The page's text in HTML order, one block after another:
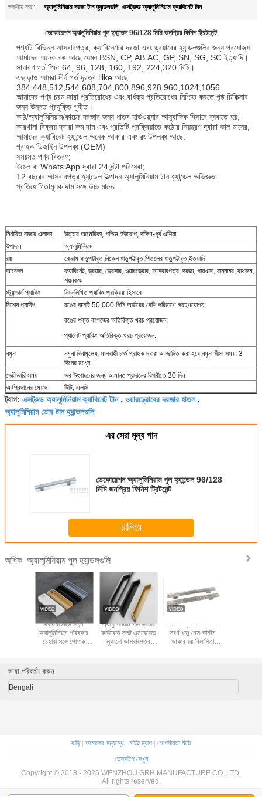
লক্ষণীয় করা: অ্যালুমিনিয়াম দরজা টান হ্যান্ডলগুলি, এক্সট্রুড অ্যালুমিনিয়াম ক্যাবিনেট টান
ডেকোরেশন অ্যালুমিনিয়াম পুল হ্যান্ডেল 96/128 মিমি জনপ্রিয় ফিনিশ ট্রিটমেন্ট
পণ্যটি বিভিন্ন আসবাবপত্র, ক্যাবিনেটের দরজা এবং ড্রয়ারের হ্যান্ডলগুলির জন্য প্রযোজ্য
আমাদের অনেক রঙ আছে যেমন BSN, CP, AB.AC, GP, SN, SG, SC ইত্যাদি।
সাধারণ গর্ত পিচ: 64, 96, 128, 160, 192, 224,320 মিমি।
এছাড়াও আমরা দীর্ঘ গর্ত দূরত্ব lilke আছে
384,448,512,544,608,704,800,896,928,960,1024,1056
আমাদের পণ্য চরম জারা প্রতিরোধের এবং বার্ধক্য প্রতিরোধের নিশ্চিত করতে পৃষ্ঠ চিকিত্সার
জন্য উন্নত প্রযুক্তি গৃহীত।
কাঠ/অ্যালুমিনিয়াম/কাচের দরজার জন্য ধাতব হার্ডওয়্যার আনুষাঙ্গিক হিসাবে ব্যবহৃত হয়;
কারখানা বিক্রয় দ্বারা কম দাম এবং প্রতিটি প্রক্রিয়াতে কঠোর নিয়ন্ত্রণ দ্বারা ভাল মানের;
আমাদের ক্যাবিনেট হ্যান্ডেল অনেক আকার এবং রং উপলব্ধ আছে.
গ্রাহক ডিজাইন উপলব্ধ (OEM)
সময়মত পণ্য বিতরণ;
ইমেল বা Whats App দ্বারা 24 ঘন্টা পরিষেবা;
12 বছরের আসবাবপত্র হ্যান্ডেল উত্পাদন অ্যালুমিনিয়াম টান হ্যান্ডেল অভিজ্ঞতা.
প্রতিযোগিতামূলক দাম সঙ্গে উচ্চ মানের.
নির্ধারিত বাজার এলাকা
উত্তর আমেরিকা, পশ্চিম ইউরোপ, দক্ষিণ-পূর্ব এশিয়া
উপাদান
অ্যালুমিনিয়াম
রঙ
ক্রোম ধাতুপট্টাবৃত;নিকেল ধাতুপট্টাবৃত;পিতলের ধাতুপট্টাবৃত;ইত্যাদি
আবেদন
ক্যাবিনেট, ড্রয়ার, ড্রেসার, ওয়ারড্রোব, আসবাবপত্র, দরজা, পায়খানা, রান্নাঘর, বাথরুম,
শয়নকক্ষ
স্ট্যান্ডার্ড প্যাকিং
নিম্নলিখিত প্যাকিং প্রক্রিয়া হিসাবে
বিশেষ প্যাকিং
রঙের বাক্সটি 50,000 পিসি অর্ডারের বেশি পরিমাণে গ্রহণযোগ্য;
রঙের শক্ত কাগজের অতিরিক্ত খরচ প্রয়োজন;
প্যালেট প্যাকিং অতিরিক্ত খরচ প্রয়োজন.
নমুনা
নমুনা বিনামূল্যে, মালবাহী চার্জ গ্রাহক দ্বারা আচ্ছাদিত করা হবে;নমুনা সীসা সময়: 3
দিনের মধ্যে
ডেলিভারি সময়
ভর উৎপাদনের জন্য আমানত প্রদানের বিপরীতে 30 দিন
অর্থপ্রদানের মেয়াদ
টিটি, এলসি
ট্যাগ: এক্সট্রুড অ্যালুমিনিয়াম ক্যাবিনেট টান, ওয়ারড্রোবের দরজার হাতল,
অ্যালুমিনিয়াম ডোর টান হ্যান্ডলগুলি
এর সেরা মূল্য পান
ডেকোরেশন অ্যালুমিনিয়াম পুল হ্যান্ডেল 96/128
মিমি জনপ্রিয় ফিনিশ ট্রিটমেন্ট
চালিয়ে
অধিক অ্যালুমিনিয়াম পুল হ্যান্ডলগুলি
কাস্টমাইজড দৈর্ঘ্য
অ্যালুমিনিয়াম পরিষ্কার
চেহারা সঙ্গে পোশাক
অ্যালুমিনিয়াম খাদ ড্রয়ার
কার্ডবোর্ড স্লট এমবেডেড
লুকানো আসবাবপত্র
GRH প্রধান দরজা টান
স্বর্ণ ধাতু বেস কাস্টম
আকার রঙ বিলাসিতা
ভাষা পরিবর্তন করুন
Bengali
বাড়ি| আমাদের সম্বন্ধে| সাইট ম্যাপ| গোপনীয়তা নীতি
ডেস্কটপ দেখুন
Copyright © 2018 - 2026 WENZHOU GRH MANUFACTURE CO.,LTD.
All rights reserved.